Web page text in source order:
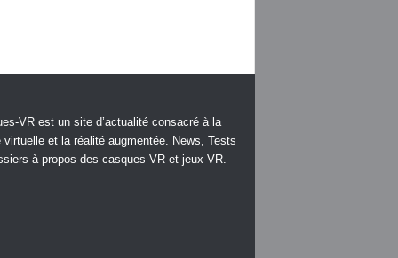
VR est un site d’actualité consacré à la
virtuelle et la réalité augmentée. News, Tests
à propos des casques VR et jeux VR.